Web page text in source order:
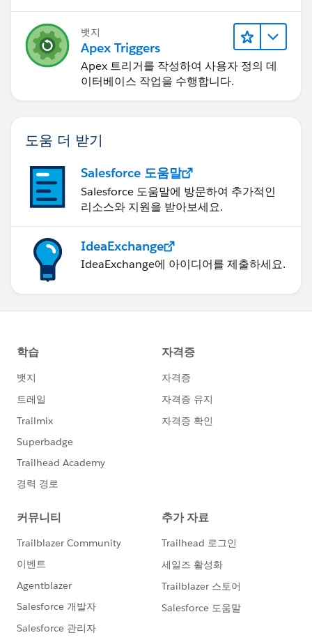
뱃지
Apex Triggers
Apex 트리거를 작성하여 사용자 정의 데
이터베이스 작업을 수행합니다.
도움 더 받기
Salesforce 도움말
Salesforce 도움말에 방문하여 추가적인
리소스와 지원을 받아보세요.
IdeaExchange
IdeaExchange에 아이디어를 제출하세요.